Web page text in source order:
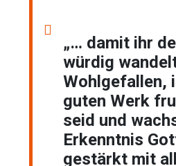
„… damit ihr
würdig
Wohlgefallen,
guten Werk
seid und
Erkenntnis
gestärkt mit